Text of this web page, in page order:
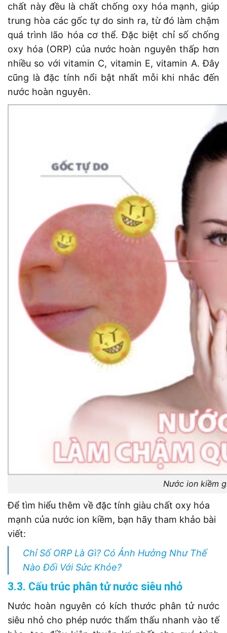
chất này đều là chất chống oxy hóa mạnh, giúp
trung hòa các gốc tự do sinh ra, từ đó làm chậm
quá trình lão hóa cơ thể. Đặc biệt chỉ số chống
oxy hóa (ORP) của nước hoàn nguyên thấp hơn
nhiều so với vitamin C, vitamin E, vitamin A. Đây
cũng là đặc tính nổi bật nhất mỗi khi nhắc đến
nước hoàn nguyên.
Nước ion kiềm
Để tìm hiểu thêm về đặc tính giàu chất oxy hóa
mạnh của nước ion kiềm, bạn hãy tham khảo bài
viết:
Chỉ Số ORP Là Gì? Có Ảnh Hưởng Như Thế
Nào Đối Với Sức Khỏe?
3.3. Cấu trúc phân tử nước siêu nhỏ
Nước hoàn nguyên có kích thước phân tử nước
siêu nhỏ cho phép nước thẩm thấu nhanh vào tế